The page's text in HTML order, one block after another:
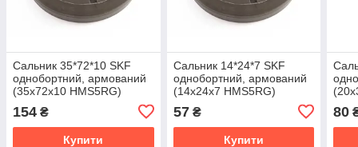
Сальник 35*72*10 SKF
однобортний, армований
(35x72x10 HMS5RG)
154 ₴
Купити
Сальник 14*24*7 SKF
однобортний, армований
(14x24x7 HMS5RG)
57₴
Купити
80